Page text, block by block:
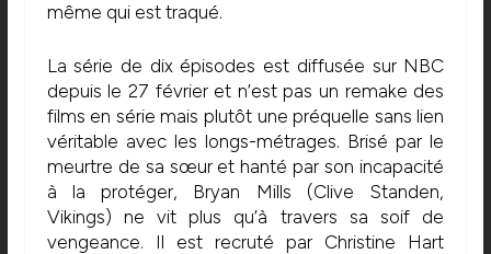
même qui est traqué.
La série de dix épisodes est diffusée sur NBC
depuis le 27 février et n’est pas un remake des
films en série mais plutôt une préquelle sans lien
véritable avec les longs-métrages. Brisé par le
meurtre de sa sœur et hanté par son incapacité
à la protéger, Bryan Mills (Clive Standen,
Vikings) ne vit plus qu’à travers sa soif de
vengeance. Il est recruté par Christine Hart